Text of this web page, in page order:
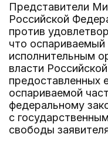
Представители
Российской
против
что
исполнительным
власти
предоставленных
оспариваемой
федеральному
с
свободы